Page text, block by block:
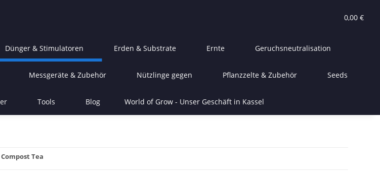
0,00 €
Dünger & Stimulatoren Erden & Substrate Ernte Geruchsneutralisation
Messgeräte & Zubehör Nützlinge gegen Pflanzzelte & Zubehör Seeds
Tools Blog World of Grow - Unser Geschäft in Kassel
Tea